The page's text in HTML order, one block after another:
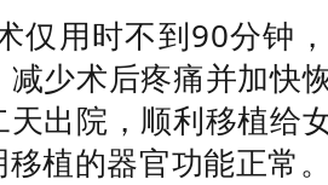
仅用时不到90分钟
少术后疼痛并加快
出院，顺利移植给
植的器官功能正常